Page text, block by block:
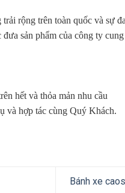
rộng trên toàn quốc và sự đa
sản phẩm của công ty cung
hết và thỏa mản nhu cầu
và hợp tác cùng Quý Khách.
Bánh xe